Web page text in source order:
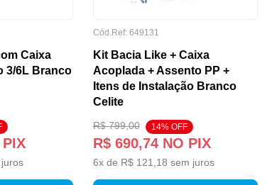
Caixa
3/6L Branco
Cód.Ref: 649131
Kit Bacia Like + Caixa
Acoplada + Assento PP +
Itens de Instalação Branco
Celite
R$ 799,00 14% OFF
R$ 690,74NO PIX
6x de R$ 121 18 sem juros